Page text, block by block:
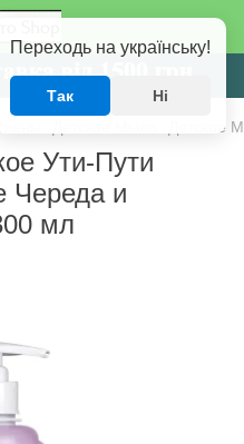
Детское
Ути-Пути
Череда и
мл
Переходь на українську!
Так Ні